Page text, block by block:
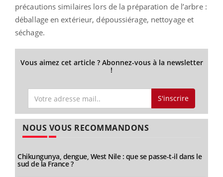
précautions similaires lors de la préparation de l’arbre :
déballage en extérieur, dépoussiérage, nettoyage et
séchage.
Vous aimez cet article ? Abonnez-vous à la newsletter
!
S'inscrire
NOUS VOUS RECOMMANDONS
Chikungunya, dengue, West Nile : que se passe-t-il dans le
sud de la France ?